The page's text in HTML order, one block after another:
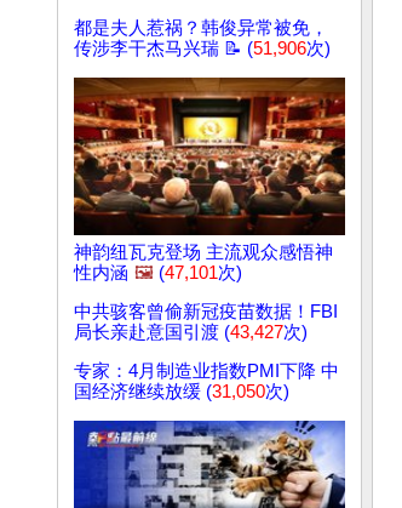
都是夫人惹祸？韩俊异常被免，
传涉李干杰马兴瑞 📝 (51,906次)
神韵纽瓦克登场 主流观众感悟神
性内涵 🖼️ (47,101次)
中共骇客曾偷新冠疫苗数据！FBI
局长亲赴意国引渡 (43,427次)
专家：4月制造业指数PMI下降 中
国经济继续放缓 (31,050次)